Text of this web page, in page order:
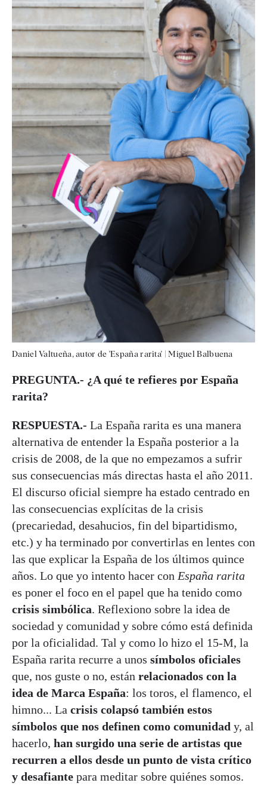
Daniel Valtueña, autor de 'España rarita' |Miguel Balbuena
PREGUNTA.- ¿A qué te refieres por España
rarita?
RESPUESTA.- La España rarita es una manera
alternativa de entender la España posterior a la
crisis de 2008, de la que no empezamos a sufrir
sus consecuencias más directas hasta el año 2011.
El discurso oficial siempre ha estado centrado en
las consecuencias explícitas de la crisis
(precariedad, desahucios, fin del bipartidismo,
etc.) y ha terminado por convertirlas en lentes con
las que explicar la España de los últimos quince
años. Lo que yo intento hacer con España rarita
es poner el foco en el papel que ha tenido como
crisis simbólica. Reflexiono sobre la idea de
sociedad y comunidad y sobre cómo está definida
por la oficialidad. Tal y como lo hizo el 15-M, la
España rarita recurre a unos símbolos oficiales
que, nos guste o no, están relacionados con la
idea de Marca España: los toros, el flamenco, el
himno... La crisis colapsó también estos
símbolos que nos definen como comunidad y, al
hacerlo, han surgido una serie de artistas que
recurren a ellos desde un punto de vista crítico
y desafiante para meditar sobre quiénes somos.